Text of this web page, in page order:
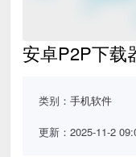
安卓P2P下载
类别：手机软件
更新：2025-11-2